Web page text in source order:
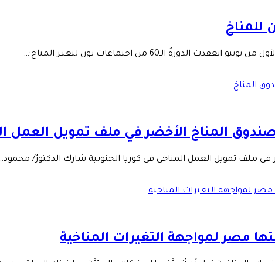
للمناخ
الـ60 من اجتماعات بون لتغيـر المناخ؛…
المناخ الأخضر في ملف تمويل العمل
ملف تمويل العمل المناخي في كوريا الجنوبية شارك الدكتورُ/
مصر لمواجهة التغيرات المناخية